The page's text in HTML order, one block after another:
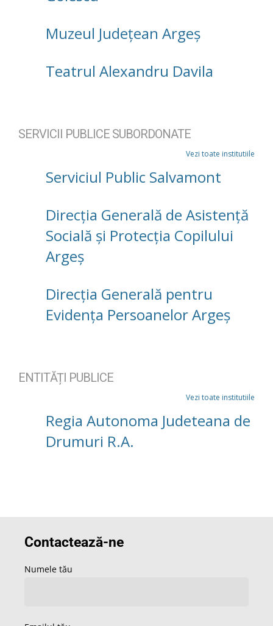
Muzeul Județean Argeș
Teatrul Alexandru Davila
SERVICII PUBLICE SUBORDONATE
Vezi toate institutiile
Serviciul Public Salvamont
Direcţia Generală de Asistenţă
Socială şi Protecţia Copilului
Argeş
Direcția Generală pentru
Evidența Persoanelor Argeș
ENTITĂȚI PUBLICE
Vezi toate institutiile
Regia Autonoma Judeteana de
Drumuri R.A.